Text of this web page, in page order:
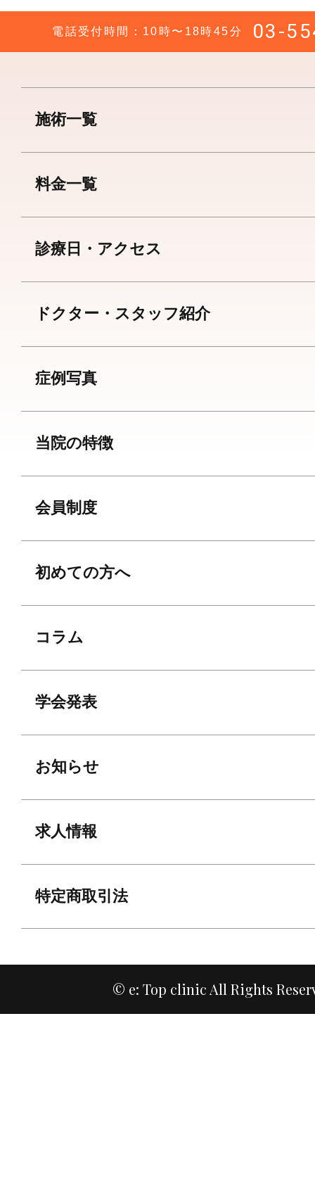
電話受付時間：10時〜18時45分 03-
施術一覧
料金一覧
診療日・アクセス
ドクター・スタッフ紹介
症例写真
当院の特徴
会員制度
初めての方へ
コラム
学会発表
お知らせ
求人情報
特定商取引法
© e: Top clinic All Rights